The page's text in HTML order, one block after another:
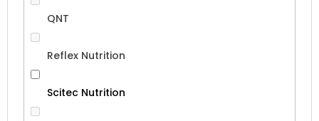
QNT
Reflex Nutrition
Scitec Nutrition